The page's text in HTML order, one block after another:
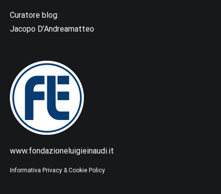
Curatore blog:
Jacopo D’Andreamatteo
www.fondazioneluigieinaudi.it
Informativa Privacy & Cookie Policy